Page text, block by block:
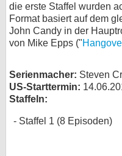
die erste Staffel wurden
Format basiert auf dem
John Candy in der
von Mike Epps ("
Serienmacher: Steven
US-Starttermin:
Staffeln:
Staffel 1 (8 Episoden)